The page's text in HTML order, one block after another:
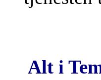
Alt i